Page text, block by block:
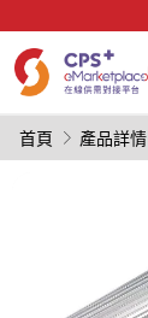
首頁 產品詳情